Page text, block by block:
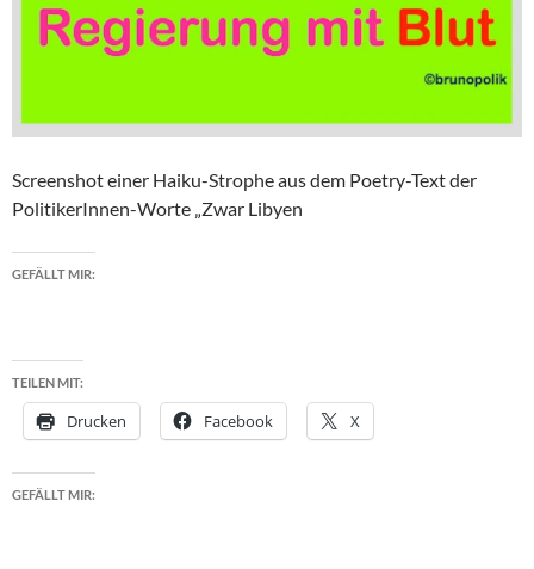
Screenshot einer Haiku-Strophe aus dem Poetry-Text der
PolitikerInnen-Worte „Zwar Libyen
GEFÄLLT MIR:
TEILEN MIT:
Drucken Facebook X
GEFÄLLT MIR: